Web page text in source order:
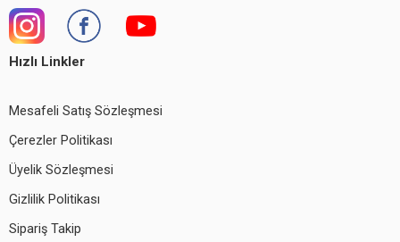
Hızlı Linkler
Mesafeli Satış Sözleşmesi
Çerezler Politikası
Üyelik Sözleşmesi
Gizlilik Politikası
Sipariş Takip